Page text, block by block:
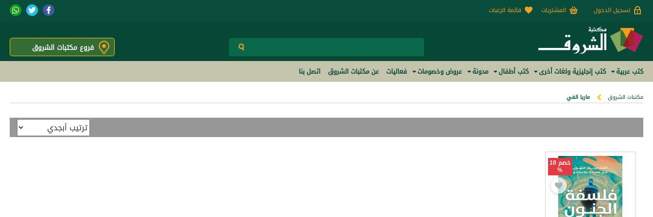
تسجيل الدخول المشتريات قائمة الرغبات
فروع مكتبات الشروق
كتب عربية كتب إنجليزية ولغات أخرى كتب أطفال مدونة عروض وخصومات فعاليات عن مكتبات الشروق اتصل بنا
مكتبات الشروق ماريا الفي
خصم 10
%